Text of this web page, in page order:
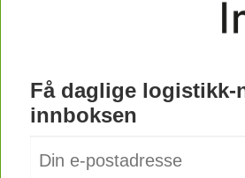
Få daglige logistikk-
innboksen